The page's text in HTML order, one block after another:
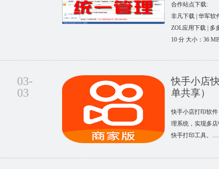
合作站点下载:
非凡下载 | 华军软
ZOL应用下载 | 多
10 分 大小：36
03-
03
快手小店
单共享）
快手小店打印软
理系统，实现多
快手打印工具。